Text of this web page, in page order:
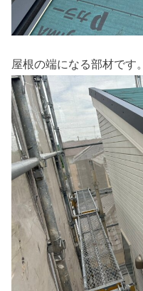
屋根の端になる部材です。